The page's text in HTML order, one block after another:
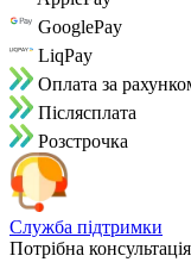
GooglePay
LiqPay
Оплата за
Пiслясплата
Розстрочка
Служба підтримки
Потрібна